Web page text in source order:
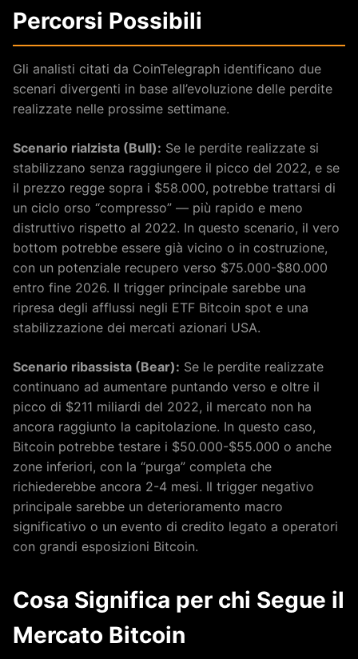
Percorsi Possibili
Gli analisti citati da CoinTelegraph identificano due
scenari divergenti in base all’evoluzione delle perdite
realizzate nelle prossime settimane.
Scenario rialzista (Bull): Se le perdite realizzate si
stabilizzano senza raggiungere il picco del 2022, e se
il prezzo regge sopra i $58.000, potrebbe trattarsi di
un ciclo orso “compresso” — più rapido e meno
distruttivo rispetto al 2022. In questo scenario, il vero
bottom potrebbe essere già vicino o in costruzione,
con un potenziale recupero verso $75.000-$80.000
entro fine 2026. Il trigger principale sarebbe una
ripresa degli afflussi negli ETF Bitcoin spot e una
stabilizzazione dei mercati azionari USA.
Scenario ribassista (Bear): Se le perdite realizzate
continuano ad aumentare puntando verso e oltre il
picco di $211 miliardi del 2022, il mercato non ha
ancora raggiunto la capitolazione. In questo caso,
Bitcoin potrebbe testare i $50.000-$55.000 o anche
zone inferiori, con la “purga” completa che
richiederebbe ancora 2-4 mesi. Il trigger negativo
principale sarebbe un deterioramento macro
significativo o un evento di credito legato a operatori
con grandi esposizioni Bitcoin.
Cosa Significa per chi Segue il
Mercato Bitcoin